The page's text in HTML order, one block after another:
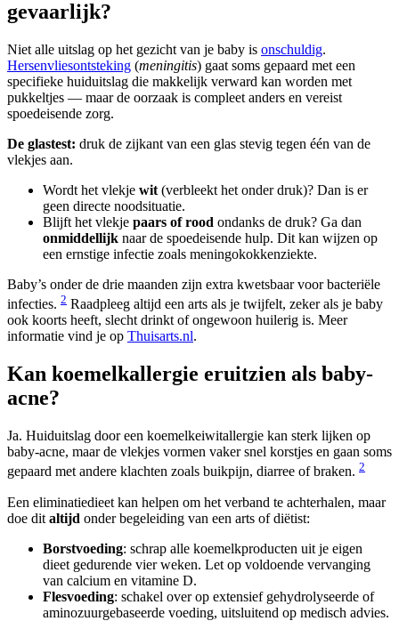
gevaarlijk?
Niet alle uitslag op het gezicht van je baby is onschuldig.
Hersenvliesontsteking (meningitis) gaat soms gepaard met een
specifieke huiduitslag die makkelijk verward kan worden met
pukkeltjes — maar de oorzaak is compleet anders en vereist
spoedeisende zorg.
De glastest: druk de zijkant van een glas stevig tegen één van de
vlekjes aan.
Wordt het vlekje wit (verbleekt het onder druk)? Dan is er
geen directe noodsituatie.
Blijft het vlekje paars of rood ondanks de druk? Ga dan
onmiddellijk naar de spoedeisende hulp. Dit kan wijzen op
een ernstige infectie zoals meningokokkenziekte.
Baby’s onder de drie maanden zijn extra kwetsbaar voor bacteriële
infecties. 2 Raadpleeg altijd een arts als je twijfelt, zeker als je baby
ook koorts heeft, slecht drinkt of ongewoon huilerig is. Meer
informatie vind je op Thuisarts.nl.
Kan koemelkallergie eruitzien als baby-
acne?
Ja. Huiduitslag door een koemelkeiwitallergie kan sterk lijken op
baby-acne, maar de vlekjes vormen vaker snel korstjes en gaan soms
gepaard met andere klachten zoals buikpijn, diarree of braken. 2
Een eliminatiedieet kan helpen om het verband te achterhalen, maar
doe dit altijd onder begeleiding van een arts of diëtist:
Borstvoeding: schrap alle koemelkproducten uit je eigen
dieet gedurende vier weken. Let op voldoende vervanging
van calcium en vitamine D.
Flesvoeding: schakel over op extensief gehydrolyseerde of
aminozuurgebaseerde voeding, uitsluitend op medisch advies.